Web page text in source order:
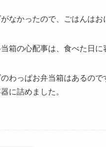
なかったので、ごはんはお
箱の心配事は、食べた日に
わっぱお弁当箱はあるの
に詰めました。